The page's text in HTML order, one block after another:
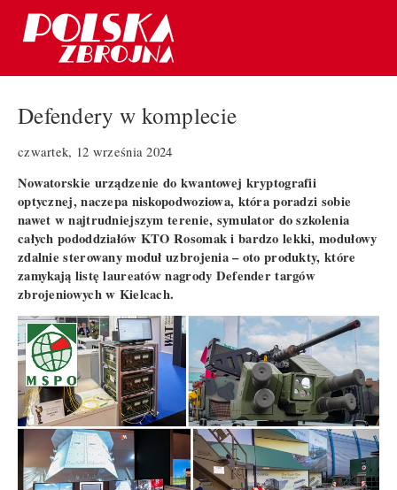
Defendery w komplecie
czwartek, 12 września 2024
Nowatorskie urządzenie do kwantowej kryptografii
optycznej, naczepa niskopodwoziowa, która poradzi sobie
nawet w najtrudniejszym terenie, symulator do szkolenia
całych pododdziałów KTO Rosomak i bardzo lekki, modułowy
zdalnie sterowany moduł uzbrojenia – oto produkty, które
zamykają listę laureatów nagrody Defender targów
zbrojeniowych w Kielcach.